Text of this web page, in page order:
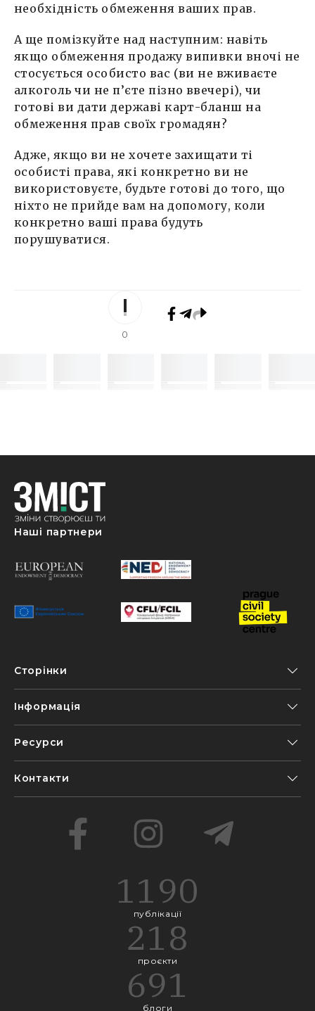
необхідність обмеження ваших прав.
А ще помізкуйте над наступним: навіть
якщо обмеження продажу випивки вночі не
стосується особисто вас (ви не вживаєте
алкоголь чи не п’єте пізно ввечері), чи
готові ви дати державі карт-бланш на
обмеження прав своїх громадян?
Адже, якщо ви не хочете захищати ті
особисті права, які конкретно ви не
використовуєте, будьте готові до того, що
ніхто не прийде вам на допомогу, коли
конкретно ваші права будуть
порушуватися.
0
Наші партнери
Сторінки
Інформація
Ресурси
Контакти
1190
публікації
218
проєкти
691
блоги